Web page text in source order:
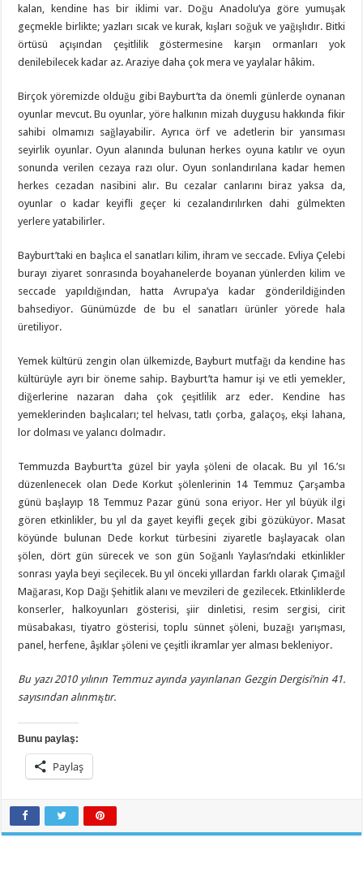
kalan, kendine has bir iklimi var. Doğu Anadolu’ya göre yumuşak
geçmekle birlikte; yazları sıcak ve kurak, kışları soğuk ve yağışlıdır. Bitki
örtüsü açışından çeşitlilik göstermesine karşın ormanları yok
denilebilecek kadar az. Araziye daha çok mera ve yaylalar hâkim.
Birçok yöremizde olduğu gibi Bayburt’ta da önemli günlerde oynanan
oyunlar mevcut. Bu oyunlar, yöre halkının mizah duygusu hakkında fikir
sahibi olmamızı sağlayabilir. Ayrıca örf ve adetlerin bir yansıması
seyirlik oyunlar. Oyun alanında bulunan herkes oyuna katılır ve oyun
sonunda verilen cezaya razı olur. Oyun sonlandırılana kadar hemen
herkes cezadan nasibini alır. Bu cezalar canlarını biraz yaksa da,
oyunlar o kadar keyifli geçer ki cezalandırılırken dahi gülmekten
yerlere yatabilirler.
Bayburt’taki en başlıca el sanatları kilim, ihram ve seccade. Evliya Çelebi
burayı ziyaret sonrasında boyahanelerde boyanan yünlerden kilim ve
seccade yapıldığından, hatta Avrupa’ya kadar gönderildiğinden
bahsediyor. Günümüzde de bu el sanatları ürünler yörede hala
üretiliyor.
Yemek kültürü zengin olan ülkemizde, Bayburt mutfağı da kendine has
kültürüyle ayrı bir öneme sahip. Bayburt’ta hamur işi ve etli yemekler,
diğerlerine nazaran daha çok çeşitlilik arz eder. Kendine has
yemeklerinden başlıcaları; tel helvası, tatlı çorba, galaçoş, ekşi lahana,
lor dolması ve yalancı dolmadır.
Temmuzda Bayburt’ta güzel bir yayla şöleni de olacak. Bu yıl 16.’sı
düzenlenecek olan Dede Korkut şölenlerinin 14 Temmuz Çarşamba
günü başlayıp 18 Temmuz Pazar günü sona eriyor. Her yıl büyük ilgi
gören etkinlikler, bu yıl da gayet keyifli geçek gibi gözüküyor. Masat
köyünde bulunan Dede korkut türbesini ziyaretle başlayacak olan
şölen, dört gün sürecek ve son gün Soğanlı Yaylası’ndaki etkinlikler
sonrası yayla beyi seçilecek. Bu yıl önceki yıllardan farklı olarak Çımağıl
Mağarası, Kop Dağı Şehitlik alanı ve mevzileri de gezilecek. Etkinliklerde
konserler, halkoyunları gösterisi, şiir dinletisi, resim sergisi, cirit
müsabakası, tiyatro gösterisi, toplu sünnet şöleni, buzağı yarışması,
panel, herfene, âşıklar şöleni ve çeşitli ikramlar yer alması bekleniyor.
Bu yazı 2010 yılının Temmuz ayında yayınlanan Gezgin Dergisi’nin 41.
sayısından alınmıştır.
Bunu paylaş:
Paylaş